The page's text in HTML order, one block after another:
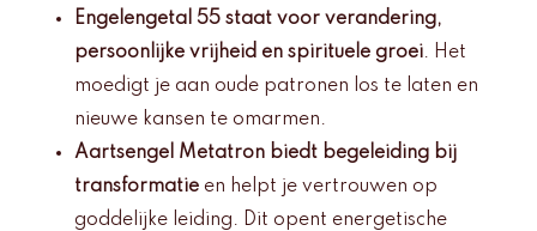
Engelengetal 55 staat voor verandering,
persoonlijke vrijheid en spirituele groei. Het
moedigt je aan oude patronen los te laten en
nieuwe kansen te omarmen.
Aartsengel Metatron biedt begeleiding bij
transformatie en helpt je vertrouwen op
goddelijke leiding. Dit opent energetische